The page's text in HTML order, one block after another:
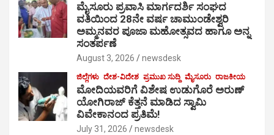
ಮೈಸೂರು ಪ್ರವಾಸಿ ಮಾರ್ಗದರ್ಶಿ ಸಂಘದ
ವತಿಯಿಂದ 28ನೇ ವರ್ಷ ಚಾಮುಂಡೇಶ್ವರಿ
ಅಮ್ಮನವರ ಪೂಜಾ ಮಹೋತ್ಸವದ ಹಾಗೂ ಅನ್ನ
ಸಂತರ್ಪಣೆ
August 3, 2026 newsdesk
ಜಿಲ್ಲೆಗಳು ದೇಶ-ವಿದೇಶ ಪ್ರಮುಖ ಸುದ್ದಿ ಮೈಸೂರು ರಾಜಕೀಯ
ಮೋದಿಯವರಿಗೆ ವಿಶೇಷ ಉಡುಗೊರೆ ಅರುಣ್
ಯೋಗಿರಾಜ್ ಕೆತ್ತನೆ ಮಾಡಿದ ಸ್ವಾಮಿ
ವಿವೇಕಾನಂದ ಪ್ರತಿಮೆ!
July 31, 2026 newsdesk